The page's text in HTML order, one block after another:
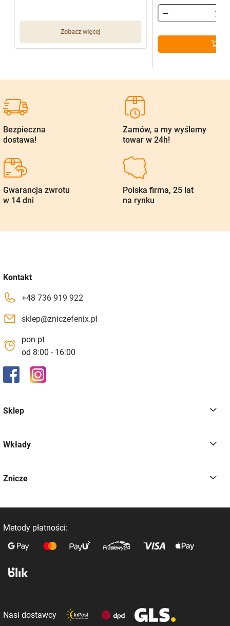
Zobacz więcej
cena
wynosiła:
385,70 zł.
cena
wynosi:
308,56 zł.
Bezpieczna
dostawa!
Zamów, a my wyślemy
towar w 24h!
Gwarancja zwrotu
w 14 dni
Polska firma, 25 lat
na rynku
Kontakt
+48 736 919 922
sklep@zniczefenix.pl
pon-pt
od 8:00 - 16:00
Sklep
Wkłady
Znicze
Metody płatności:
Nasi dostawcy